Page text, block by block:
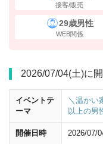
接客/販売
29歳男性
WEB関係
2026/07/04(土)に
イベントテ
ーマ
＼温かい
以上の男
開催日時 2026/07/